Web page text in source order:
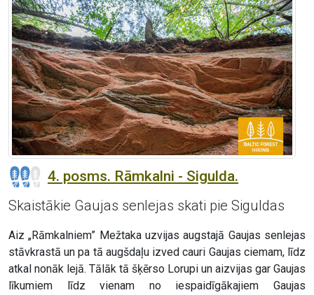
4. posms. Rāmkalni - Sigulda.
Skaistākie Gaujas senlejas skati pie Siguldas
Aiz „Rāmkalniem” Mežtaka uzvijas augstajā Gaujas senlejas
stāvkrastā un pa tā augšdaļu izved cauri Gaujas ciemam, līdz
atkal nonāk lejā. Tālāk tā šķērso Lorupi un aizvijas gar Gaujas
līkumiem līdz vienam no iespaidīgākajiem Gaujas